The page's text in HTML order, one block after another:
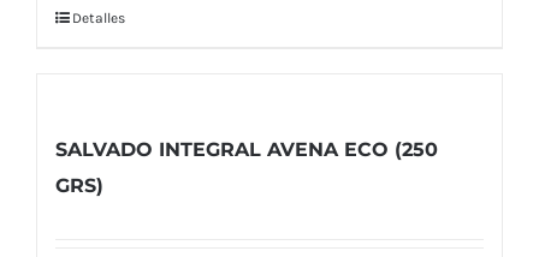
Detalles
SALVADO INTEGRAL AVENA ECO (250
GRS)